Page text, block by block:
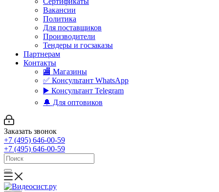
Вакансии
Политика
Для поставщиков
Производители
Тендеры и госзаказы
Партнерам
Контакты
🏬 Магазины
✅️ Консультант WhatsApp
▶️ Консультант Telegram
🔔 Для оптовиков
Заказать звонок
+7 (495) 646-00-59
+7 (495) 646-00-59